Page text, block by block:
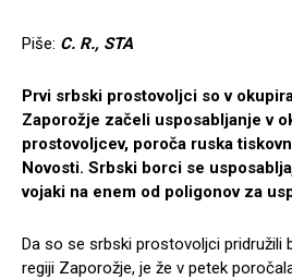
Piše: C. R., STA
Prvi srbski prostovoljci so v
Zaporožje začeli usposabljanje v
prostovoljcev, poroča ruska
Novosti. Srbski borci se
vojaki na enem od poligonov za
Da so se srbski prostovoljci pridružili
regiji Zaporožje, je že v petek